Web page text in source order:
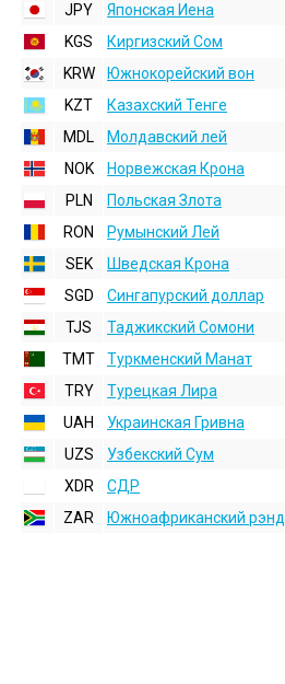
JPY
Японская Иена
KGS
Киргизский Сом
KRW
Южнокорейский вон
KZT
Казахский Тенге
MDL
Молдавский лей
NOK
Норвежская Крона
PLN
Польская Злота
RON
Румынский Лей
SEK
Шведская Крона
SGD
Сингапурский доллар
TJS
Таджикский Сомони
TMT
Туркменский Манат
TRY
Турецкая Лира
UAH
Украинская Гривна
UZS
Узбекский Сум
XDR
СДР
ZAR
Южноафриканский рэнд